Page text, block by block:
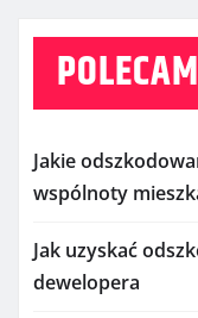
Jakie
wspólnoty
Jak uzyskać
dewelopera